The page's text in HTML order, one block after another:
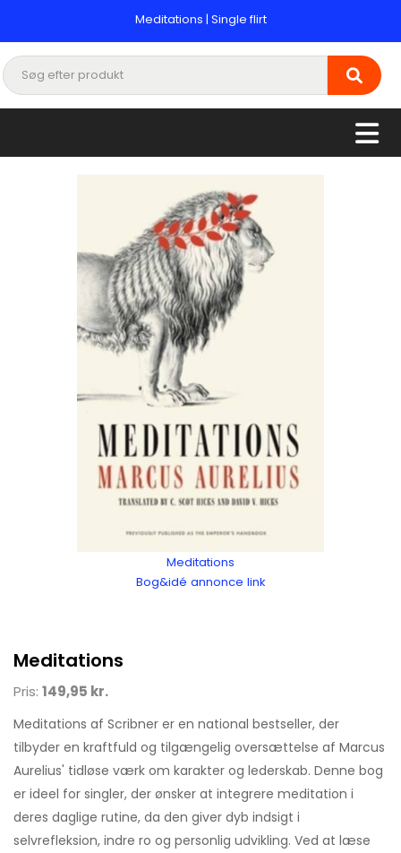
Meditations | Single flirt
Meditations
Bog&idé annonce link
Meditations
Pris: 149,95 kr.
Meditations af Scribner er en national bestseller, der
tilbyder en kraftfuld og tilgængelig oversættelse af Marcus
Aurelius' tidløse værk om karakter og lederskab. Denne bog
er ideel for singler, der ønsker at integrere meditation i
deres daglige rutine, da den giver dyb indsigt i
selvrefleksion, indre ro og personlig udvikling. Ved at læse